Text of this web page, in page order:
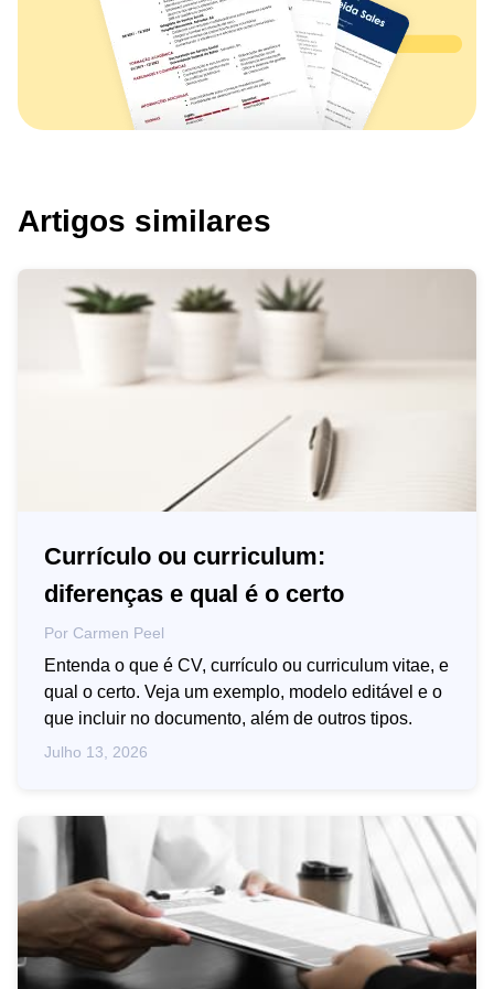
Artigos similares
Currículo ou curriculum:
diferenças e qual é o certo
Por Carmen Peel
Entenda o que é CV, currículo ou curriculum vitae, e
qual o certo. Veja um exemplo, modelo editável e o
que incluir no documento, além de outros tipos.
Julho 13, 2026